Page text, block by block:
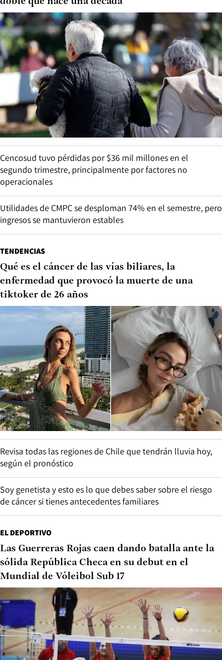
Cencosud tuvo pérdidas por $36 mil millones en el
segundo trimestre, principalmente por factores no
operacionales
Utilidades de CMPC se desploman 74% en el semestre, pero
ingresos se mantuvieron estables
TENDENCIAS
Qué es el cáncer de las vías biliares, la
enfermedad que provocó la muerte de una
tiktoker de 26 años
Revisa todas las regiones de Chile que tendrán lluvia hoy,
según el pronóstico
Soy genetista y esto es lo que debes saber sobre el riesgo
de cáncer si tienes antecedentes familiares
EL DEPORTIVO
Las Guerreras Rojas caen dando batalla ante la
sólida República Checa en su debut en el
Mundial de Vóleibol Sub 17